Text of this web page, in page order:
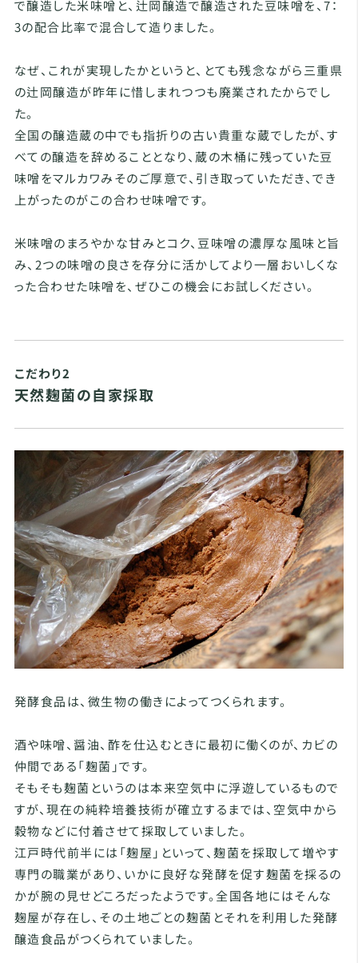
で醸造した米味噌と、辻岡醸造で醸造された豆味噌を、7：
3の配合比率で混合して造りました。
なぜ、これが実現したかというと、とても残念ながら三重県
の辻岡醸造が昨年に惜しまれつつも廃業されたからでし
た。
全国の醸造蔵の中でも指折りの古い貴重な蔵でしたが、す
べての醸造を辞めることとなり、蔵の木桶に残っていた豆
味噌をマルカワみそのご厚意で、引き取っていただき、でき
上がったのがこの合わせ味噌です。
米味噌のまろやかな甘みとコク、豆味噌の濃厚な風味と旨
み、2つの味噌の良さを存分に活かしてより一層おいしくな
った合わせた味噌を、ぜひこの機会にお試しください。
こだわり2
天然麹菌の自家採取
発酵食品は、微生物の働きによってつくられます。
酒や味噌、醤油、酢を仕込むときに最初に働くのが、カビの
仲間である「麹菌」です。
そもそも麹菌というのは本来空気中に浮遊しているもので
すが、現在の純粋培養技術が確立するまでは、空気中から
穀物などに付着させて採取していました。
江戸時代前半には「麹屋」といって、麹菌を採取して増やす
専門の職業があり、いかに良好な発酵を促す麹菌を採るの
かが腕の見せどころだったようです。全国各地にはそんな
麹屋が存在し、その土地ごとの麹菌とそれを利用した発酵
醸造食品がつくられていました。